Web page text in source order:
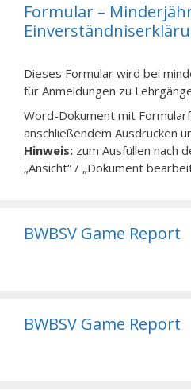
Formular –
Dieses Formular wird bei
für Anmeldungen zu
Word-Dokument mit
anschließendem Ausdrucken
Hinweis: zum Ausfüllen nach
„Ansicht“ / „Dokument
BWBSV Game Report
BWBSV Game Report